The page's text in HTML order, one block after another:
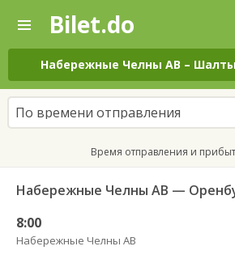
—
Поиск
и
покупка
билетов
на
автобус
онлайн
Bilet.do
Набережные Челны АВ –
По времени отправления
Время отправления и
Набережные Челны АВ —
8:00
Набережные Челны АВ